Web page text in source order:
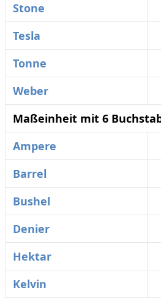
Stone
Tesla
Tonne
Weber
Maßeinheit mit 6
Ampere
Barrel
Bushel
Denier
Hektar
Kelvin